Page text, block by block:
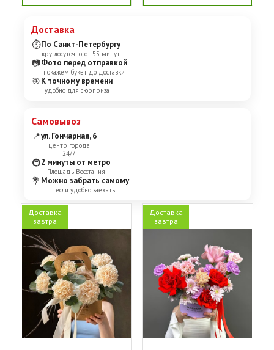
Доставка
⏱По Санкт-Петербургу
круглосуточно, от 55 минут
📷Фото перед отправкой
покажем букет до доставки
🎯К точному времени
удобно для сюрприза
Самовывоз
📍ул. Гончарная, 6
центр города
24/7
🚇2 минуты от метро
Площадь Восстания
💐 Можно забрать самому
если удобно заехать
Доставка
завтра
Доставка
завтра